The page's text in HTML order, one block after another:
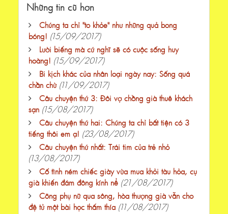
Những tin cũ hơn
Chúng ta chỉ "to khỏe" như những quả bong
bóng! (15/09/2017)
Lười biếng mà cứ nghĩ sẽ có cuộc sống huy
hoàng! (15/09/2017)
Bi kịch khác của nhân loại ngày nay: Sống quá
chần chừ (11/09/2017)
Câu chuyện thứ 3: Đôi vợ chồng già thuê khách
sạn (15/08/2017)
Câu chuyện thứ hai: Chúng ta chỉ bất tiện có 3
tiếng thôi em ạ! (23/08/2017)
Câu chuyện thứ nhất: Trái tim của trẻ nhỏ
(13/08/2017)
Cố tình ném chiếc giày vừa mua khỏi tàu hỏa, cụ
già khiến đám đông kính nể (21/08/2017)
Cõng phụ nữ qua sông, hòa thượng già vẫn cho
đệ tử một bài học thấm thía (11/08/2017)